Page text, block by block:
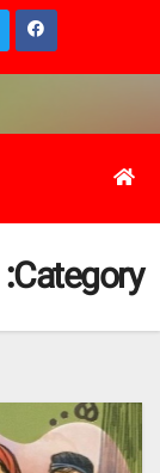
Category: